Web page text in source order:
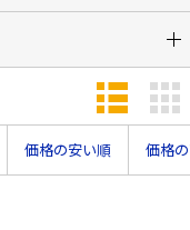
価格の安い順 価格